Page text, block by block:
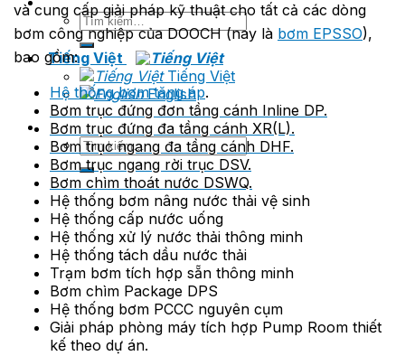
Tìm
kiếm:
Tiếng Việt
Tiếng Việt
English
Tìm
kiếm:
và cung cấp giải pháp kỹ thuật cho tất cả các dòng
bơm công nghiệp của DOOCH (nay là bơm EPSSO),
bao gồm:
Hệ thống bơm tăng áp.
Bơm trục đứng đơn tầng cánh Inline DP.
Bơm trục đứng đa tầng cánh XR(L).
Bơm trục ngang đa tầng cánh DHF.
Bơm trục ngang rời trục DSV.
Bơm chìm thoát nước DSWQ.
Hệ thống bơm nâng nước thải vệ sinh
Hệ thống cấp nước uống
Hệ thống xử lý nước thải thông minh
Hệ thống tách dầu nước thải
Trạm bơm tích hợp sẵn thông minh
Bơm chìm Package DPS
Hệ thống bơm PCCC nguyên cụm
Giải pháp phòng máy tích hợp Pump Room thiết
kế theo dự án.